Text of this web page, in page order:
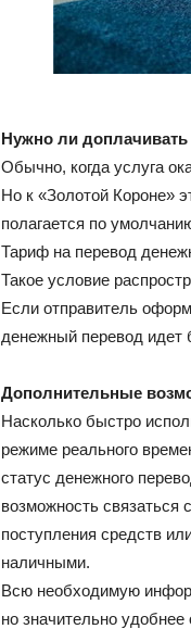
Нужно ли доплачивать
Обычно, когда услуга
Но к «Золотой Короне»
полагается по
Тариф на перевод
Такое условие
Если отправитель
денежный перевод идет
Дополнительные
Насколько быстро
режиме реального
статус денежного
возможность связаться
поступления средств
наличными.
Всю необходимую
но значительно